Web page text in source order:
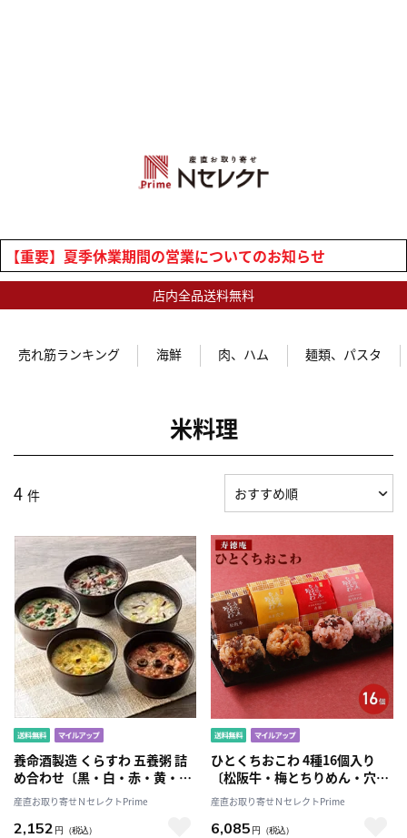
【重要】夏季休業期間の営業についてのお知らせ
店内全品送料無料
売れ筋ランキング 海鮮 肉、ハム 麺類、パスタ
米料理
4 件
養命酒製造 くらすわ 五養粥 詰
め合わせ〔黒・白・赤・黄・
緑〕
産直お取り寄せＮセレクトPrime
2,152 円 （税込）
ひとくちおこわ 4種16個入り
〔松阪牛・梅とちりめん・穴
子・赤飯 各50g×4〕［沖縄・
離島 お届け不可］
産直お取り寄せＮセレクトPrime
6,085 円 （税込）